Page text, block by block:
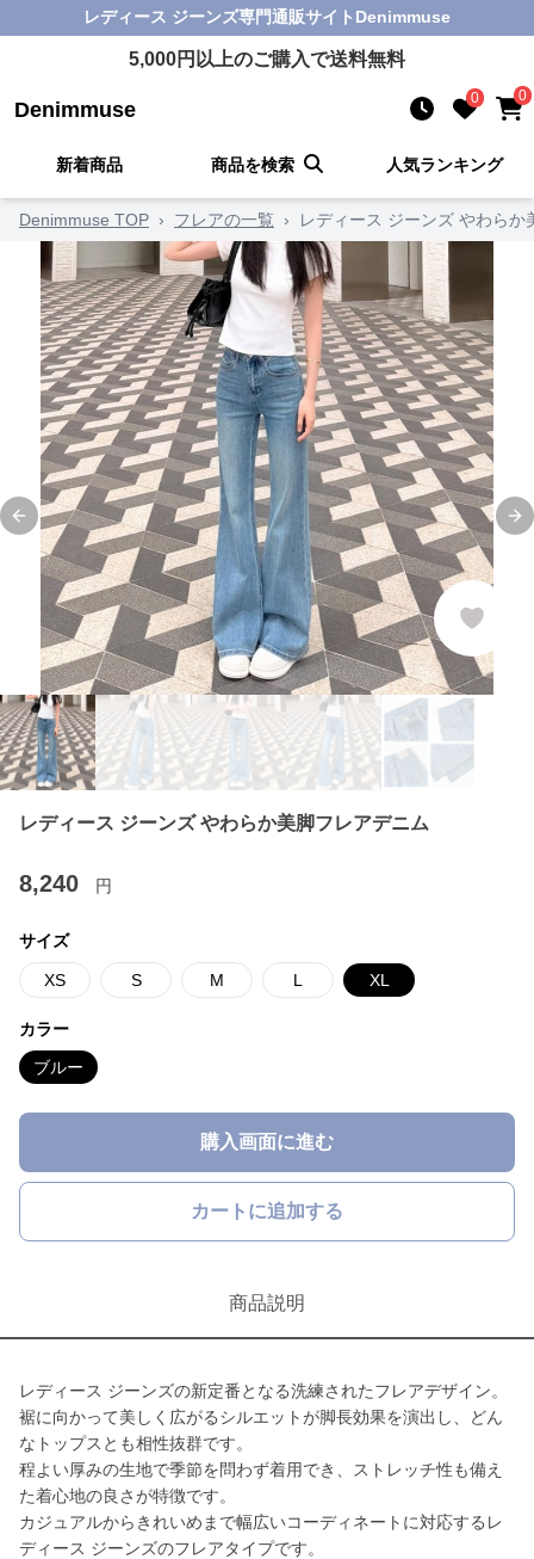
レディース ジーンズ専門通販サイト Denimmuse
5,000円以上のご購入で送料無料
Denimmuse 0 0
新着商品 商品を検索 人気ランキング
Denimmuse TOP › フレアの一覧 › レディース ジーンズ やわらか
Previous slide
レディース ジーンズ やわらか美脚フレアデニム
8,240 円
サイズ
XS S M L XL
カラー
ブルー
購入画面に進む
カートに追加する
商品説明
レディース ジーンズの新定番となる洗練されたフレアデザイン。
裾に向かって美しく広がるシルエットが脚長効果を演出し、どん
なトップスとも相性抜群です。
程よい厚みの生地で季節を問わず着用でき、ストレッチ性も備え
た着心地の良さが特徴です。
カジュアルからきれいめまで幅広いコーディネートに対応するレ
ディース ジーンズのフレアタイプです。